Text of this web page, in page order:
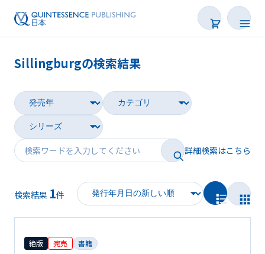
雑誌
映像
電子BOOK
著者一覧
Sillingburgの検索結果
詳細検索はこちら
検索結果 1件
絶版 完売 書籍